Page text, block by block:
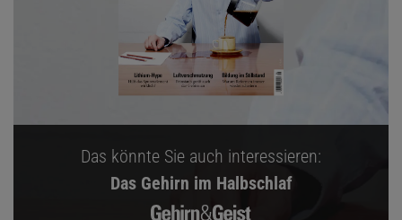
Das könnte Sie auch interessieren:
Das Gehirn im Halbschlaf